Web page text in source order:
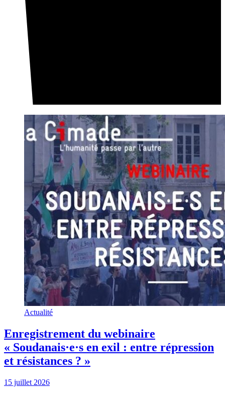
Actualité
Enregistrement du webinaire
« Soudanais·e·s en exil : entre répression
et résistances ? »
15 juillet 2026